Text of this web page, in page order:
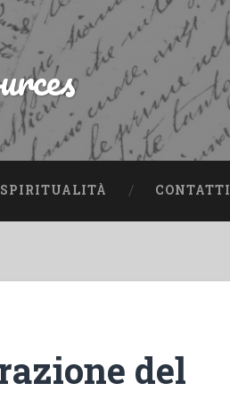
SPIRITUALITÀ CONTATTI
del